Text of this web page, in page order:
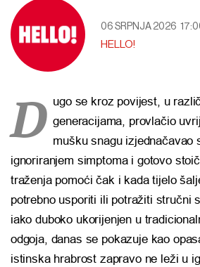
06 SRPNJA 2026
HELLO!
D ugo se kroz povijest, u
generacijama, provlačio
mušku snagu izjednačavao
ignoriranjem simptoma i gotovo
traženja pomoći čak i kada tijelo
potrebno usporiti ili potražiti stručni
iako duboko ukorijenjen u
odgoja, danas se pokazuje kao
istinska hrabrost zapravo ne leži u